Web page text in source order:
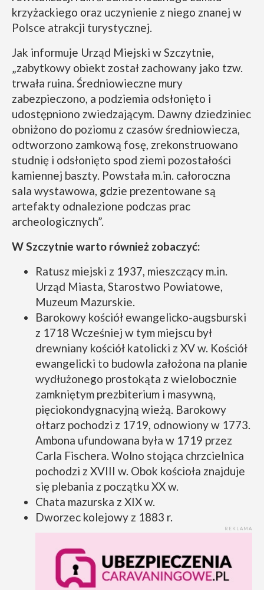
krzyżackiego oraz uczynienie z niego znanej w
Polsce atrakcji turystycznej.
Jak informuje Urząd Miejski w Szczytnie,
„zabytkowy obiekt został zachowany jako tzw.
trwała ruina. Średniowieczne mury
zabezpieczono, a podziemia odsłonięto i
udostępniono zwiedzającym. Dawny dziedziniec
obniżono do poziomu z czasów średniowiecza,
odtworzono zamkową fosę, zrekonstruowano
studnię i odsłonięto spod ziemi pozostałości
kamiennej baszty. Powstała m.in. całoroczna
sala wystawowa, gdzie prezentowane są
artefakty odnalezione podczas prac
archeologicznych”.
W Szczytnie warto również zobaczyć:
Ratusz miejski z 1937, mieszczący m.in.
Urząd Miasta, Starostwo Powiatowe,
Muzeum Mazurskie.
Barokowy kościół ewangelicko-augsburski
z 1718 Wcześniej w tym miejscu był
drewniany kościół katolicki z XV w. Kościół
ewangelicki to budowla założona na planie
wydłużonego prostokąta z wielobocznie
zamkniętym prezbiterium i masywną,
pięciokondygnacyjną wieżą. Barokowy
ołtarz pochodzi z 1719, odnowiony w 1773.
Ambona ufundowana była w 1719 przez
Carla Fischera. Wolno stojąca chrzcielnica
pochodzi z XVIII w. Obok kościoła znajduje
się plebania z początku XX w.
Chata mazurska z XIX w.
Dworzec kolejowy z 1883 r.
REKLAMA